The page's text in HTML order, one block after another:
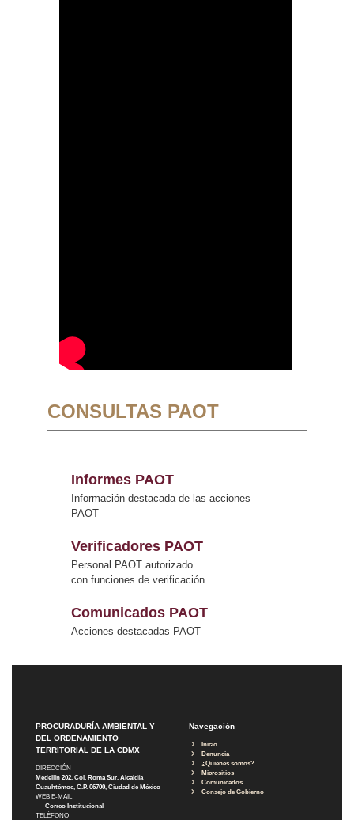
CONSULTAS PAOT
Informes PAOT
Información destacada de las acciones
PAOT
Verificadores PAOT
Personal PAOT autorizado
con funciones de verificación
Comunicados PAOT
Acciones destacadas PAOT
PROCURADURÍA AMBIENTAL Y
DEL ORDENAMIENTO
TERRITORIAL DE LA CDMX
DIRECCIÓN
Medellín 202, Col. Roma Sur, Alcaldía
Cuauhtémoc, C.P. 06700, Ciudad de México
WEB E-MAIL
Correo Institucional
TELÉFONO
Navegación
Inicio
Denuncia
¿Quiénes somos?
Micrositios
Comunicados
Consejo de Gobierno